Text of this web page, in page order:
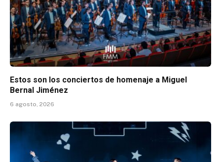
Estos son los conciertos de homenaje a Miguel
Bernal Jiménez
6 agosto, 2026